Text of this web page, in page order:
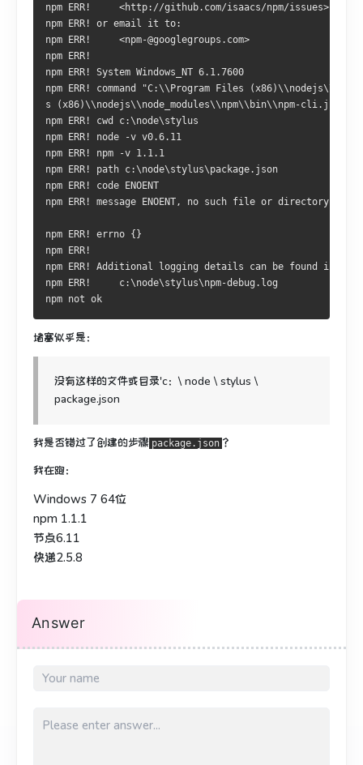
npm ERR!     <http://github.com/isaacs/npm/issues>
npm ERR! or email it to:
npm ERR!     <npm-@googlegroups.com>
npm ERR!
npm ERR! System Windows_NT 6.1.7600
npm ERR! command "C:\\Program Files
s (x86)\\nodejs\\node_modules\\npm\\bin\\npm-cli.js"
npm ERR! cwd c:\node\stylus
npm ERR! node -v v0.6.11
npm ERR! npm -v 1.1.1
npm ERR! path c:\node\stylus\package.json
npm ERR! code ENOENT
npm ERR! message ENOENT, no such file or directory
npm ERR! errno {}
npm ERR!
npm ERR! Additional logging details can be found in:
npm ERR!     c:\node\stylus\npm-debug.log
npm not ok
堵塞似乎是：
没有这样的文件或目录'c：\ node \ stylus \
package.json
我是否错过了创建的步骤 package.json ？
我在跑：
Windows 7 64位
npm 1.1.1
节点6.11
快递2.5.8
Answer